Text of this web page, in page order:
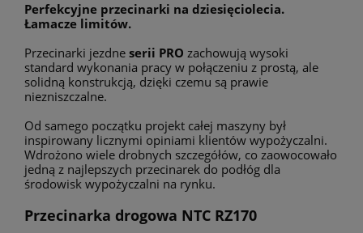
Perfekcyjne przecinarki na dziesięciolecia.
Łamacze limitów.
Przecinarki jezdne serii PRO zachowują wysoki
standard wykonania pracy w połączeniu z prostą, ale
solidną konstrukcją, dzięki czemu są prawie
niezniszczalne.
Od samego początku projekt całej maszyny był
inspirowany licznymi opiniami klientów wypożyczalni.
Wdrożono wiele drobnych szczegółów, co zaowocowało
jedną z najlepszych przecinarek do podłóg dla
środowisk wypożyczalni na rynku.
Przecinarka drogowa NTC RZ170